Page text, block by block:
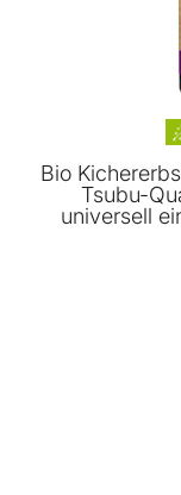
Bio
Tsubu-
universell